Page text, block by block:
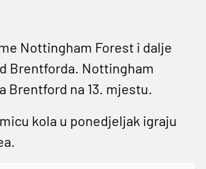
Nottingham Forest i dalje
Brentforda. Nottingham
Brentford na 13. mjestu.
kola u ponedjeljak igraju